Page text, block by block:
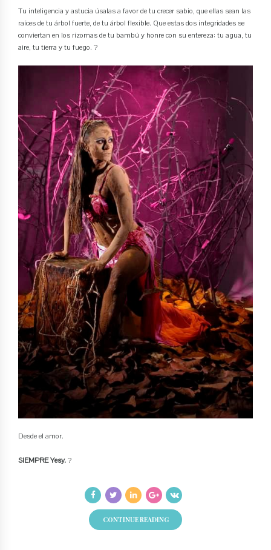
Tu inteligencia y astucia úsalas a favor de tu crecer sabio, que ellas sean las
raíces de tu árbol fuerte, de tu árbol flexible. Que estas dos integridades se
conviertan en los rizomas de tu bambú y honre con su entereza: tu agua, tu
aire, tu tierra y tu fuego. ?
Desde el amor.
SIEMPRE Yesy.?
CONTINUE READING